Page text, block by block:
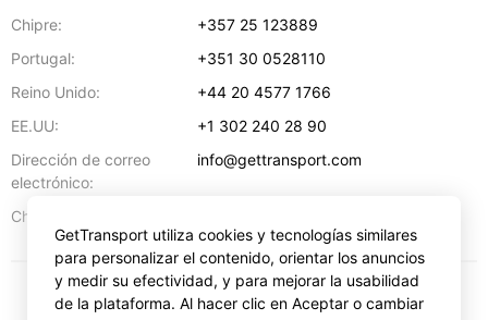
Chipre:
+357 25 123889
Portugal:
+351 30 0528110
Reino Unido:
+44 20 4577 1766
EE.UU:
+1 302 240 28 90
Dirección de correo
electrónico:
info@gettransport.com
Chipre:
EUR
GetTransport utiliza cookies y tecnologías similares
para personalizar el contenido, orientar los anuncios
y medir su efectividad, y para mejorar la usabilidad
de la plataforma. Al hacer clic en Aceptar o cambiar